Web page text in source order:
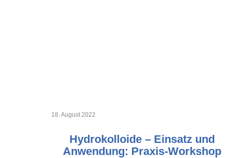
18. August 2022
Hydrokolloide – Einsatz und
Anwendung: Praxis-Workshop